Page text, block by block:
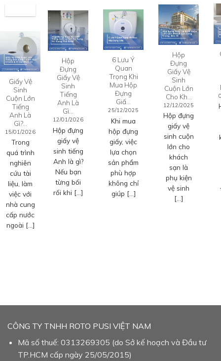
Giấy Vệ
Sinh
Cuộn Lớn
Tiếng
Anh Là
Gì?…
15/01/2026
Trong
quá trình
nghiên
cứu tài
liệu, làm
việc với
nhà cung
cấp nước
ngoài […]
Hộp
Đựng
Giấy Vệ
Sinh
Tiếng
Anh Là
Gì…
12/01/2026
Hộp đựng
giấy vệ
sinh tiếng
Anh là gì?
Nếu bạn
từng bối
rối khi […]
6 Lưu Ý
Quan
Trọng Khi
Mua Hộp
Đựng
Giấ…
25/12/2025
Khi mua
hộp đựng
giấy, việc
lựa chọn
sản phẩm
phù hợp
không chỉ
giúp […]
Hộp
Đựng
Giấy Vệ
Sinh
Cuộn Lớn
Cho Kh…
12/12/2025
Hộp đựng
giấy vệ
sinh cuộn
lớn cho
khách
sạn là
phụ kiện
vệ sinh
[…]
CÔNG TY TNHH ROTO PUSI VIỆT NAM
Mã số thuế: 0313269305 (do Sở kế hoạch và Đầu tư
TP.HCM cấp ngày 25/05/2015)